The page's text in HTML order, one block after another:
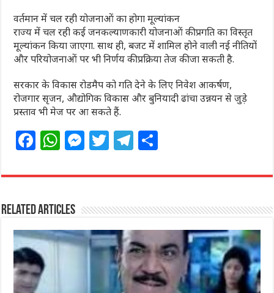
वर्तमान में चल रही योजनाओं का होगा मूल्यांकन
राज्य में चल रही कई जनकल्याणकारी योजनाओं की प्रगति का विस्तृत
मूल्यांकन किया जाएगा. साथ ही, बजट में शामिल होने वाली नई नीतियों
और परियोजनाओं पर भी निर्णय की प्रक्रिया तेज की जा सकती है.
सरकार के विकास रोडमैप को गति देने के लिए निवेश आकर्षण,
रोजगार सृजन, औद्योगिक विकास और बुनियादी ढांचा उन्नयन से जुड़े
प्रस्ताव भी मेज पर आ सकते हैं.
F
c
e
b
o
o
k
W
at
s
A
p
M
ss
n
g
e
T
itt
r
T
e
ra
m
ar
Related Articles